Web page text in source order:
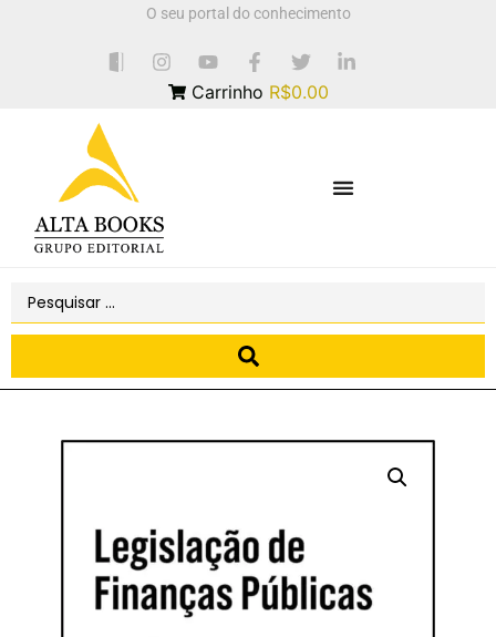
O seu portal do conhecimento
Carrinho R$0.00